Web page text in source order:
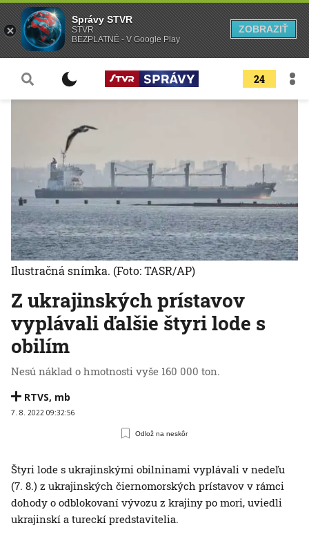
24
Z ukrajinských prístavov
vyplávali ďalšie štyri lode s
obilím
Nesú náklad o hmotnosti vyše 160 000 ton.
RTVS, mb
7. 8. 2022 09:32:56
Odlož na neskôr
Ilustračná snímka. (Foto: TASR/AP)
Štyri lode s ukrajinskými obilninami vyplávali v nedeľu
(7. 8.) z ukrajinských čiernomorských prístavov v rámci
dohody o odblokovaní vývozu z krajiny po mori, uviedli
ukrajinskí a tureckí predstavitelia.
Správy STVR
STVR
BEZPLATNÉ - V Google Play
ZOBRAZIŤ